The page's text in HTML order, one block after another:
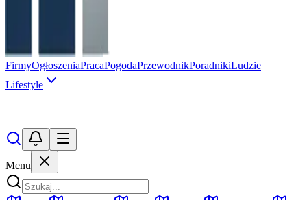
FirmyOgłoszeniaPracaPogodaPrzewodnikPoradnikiLudzie
Lifestyle
Menu